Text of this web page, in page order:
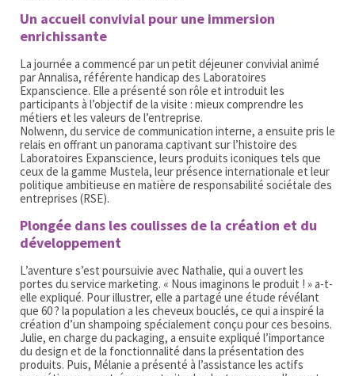
Un accueil convivial pour une immersion
enrichissante
La journée a commencé par un petit déjeuner convivial animé
par Annalisa, référente handicap des Laboratoires
Expanscience. Elle a présenté son rôle et introduit les
participants à l’objectif de la visite : mieux comprendre les
métiers et les valeurs de l’entreprise.
Nolwenn, du service de communication interne, a ensuite pris le
relais en offrant un panorama captivant sur l’histoire des
Laboratoires Expanscience, leurs produits iconiques tels que
ceux de la gamme Mustela, leur présence internationale et leur
politique ambitieuse en matière de responsabilité sociétale des
entreprises (RSE).
Plongée dans les coulisses de la création et du
développement
L’aventure s’est poursuivie avec Nathalie, qui a ouvert les
portes du service marketing. « Nous imaginons le produit ! » a-t-
elle expliqué. Pour illustrer, elle a partagé une étude révélant
que 60 ? la population a les cheveux bouclés, ce qui a inspiré la
création d’un shampoing spécialement conçu pour ces besoins.
Julie, en charge du packaging, a ensuite expliqué l’importance
du design et de la fonctionnalité dans la présentation des
produits. Puis, Mélanie a présenté à l’assistance les actifs